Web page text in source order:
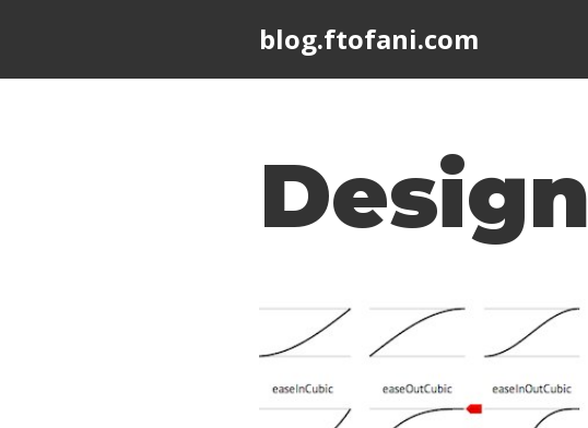
blog.ftofani.com
Design